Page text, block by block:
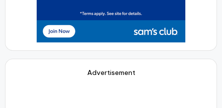
Advertisement